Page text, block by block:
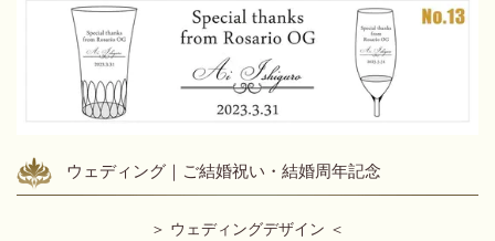
ウェディング｜ご結婚祝い・結婚周年記念
＞ ウェディングデザイン ＜